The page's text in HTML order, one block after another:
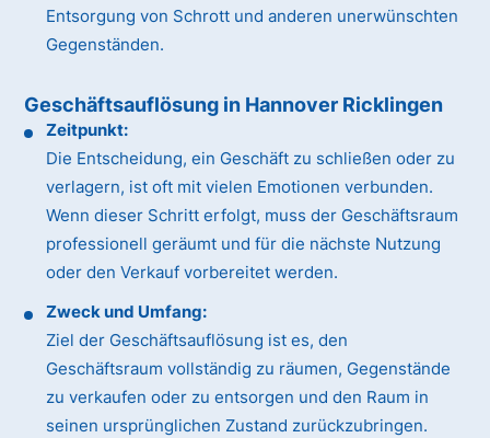
Entsorgung von Schrott und anderen unerwünschten
Gegenständen.
Geschäftsauflösung in Hannover Ricklingen
Zeitpunkt:
Die Entscheidung, ein Geschäft zu schließen oder zu
verlagern, ist oft mit vielen Emotionen verbunden.
Wenn dieser Schritt erfolgt, muss der Geschäftsraum
professionell geräumt und für die nächste Nutzung
oder den Verkauf vorbereitet werden.
Zweck und Umfang:
Ziel der Geschäftsauflösung ist es, den
Geschäftsraum vollständig zu räumen, Gegenstände
zu verkaufen oder zu entsorgen und den Raum in
seinen ursprünglichen Zustand zurückzubringen.